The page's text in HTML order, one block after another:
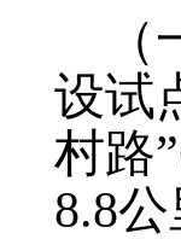
设试
村路
8.8